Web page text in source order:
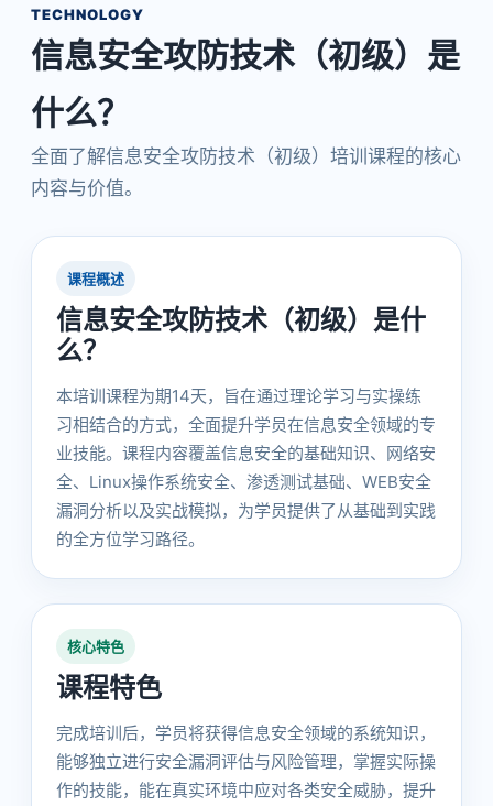
TECHNOLOGY
信息安全攻防技术（初级）是
什么？
全面了解信息安全攻防技术（初级）培训课程的核心
内容与价值。
课程概述
信息安全攻防技术（初级）是什
么？
本培训课程为期14天，旨在通过理论学习与实操练
习相结合的方式，全面提升学员在信息安全领域的专
业技能。课程内容覆盖信息安全的基础知识、网络安
全、Linux操作系统安全、渗透测试基础、WEB安全
漏洞分析以及实战模拟，为学员提供了从基础到实践
的全方位学习路径。
核心特色
课程特色
完成培训后，学员将获得信息安全领域的系统知识，
能够独立进行安全漏洞评估与风险管理，掌握实际操
作的技能，能在真实环境中应对各类安全威胁，提升